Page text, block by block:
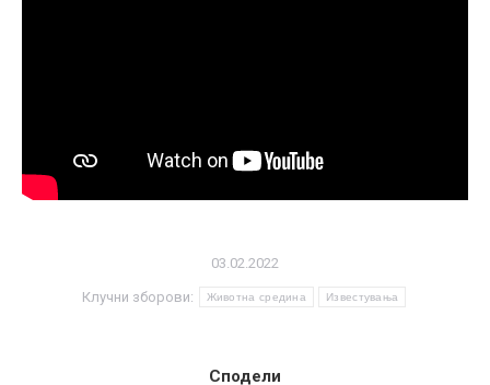
03.02.2022
Клучни зборови: Животна средина Известувања
Сподели